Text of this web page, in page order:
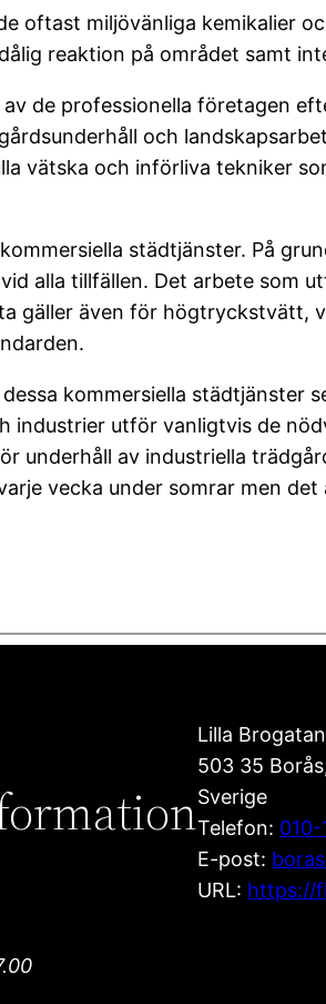
oftast miljövänliga kemikalier
reaktion på området samt
de professionella företagen
och
vätska och införliva tekniker
städtjänster. På
alla tillfällen. Det arbete som
gäller även för högtryckstvätt,
kommersiella städtjänster
industrier utför vanligtvis de
underhåll av industriella
vecka under somrar men
Lilla
503 35 Borås
Sverige
Telefon:
E-post:
URL: https://